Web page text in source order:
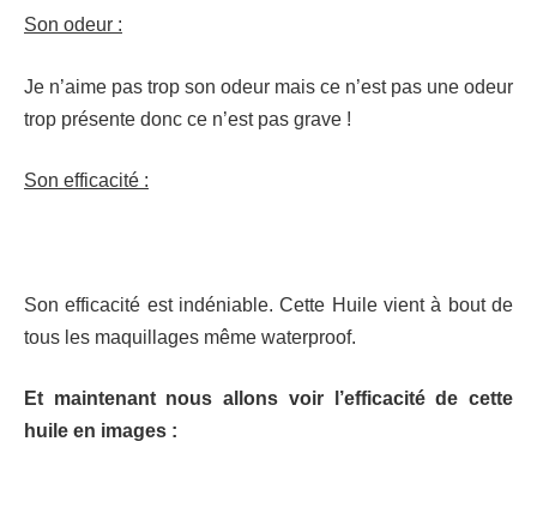
Son odeur :
Je n’aime pas trop son odeur mais ce n’est pas une odeur
trop présente donc ce n’est pas grave !
Son efficacité :
Son efficacité est indéniable. Cette Huile vient à bout de
tous les maquillages même waterproof.
Et maintenant nous allons voir l’efficacité de cette
huile en images :